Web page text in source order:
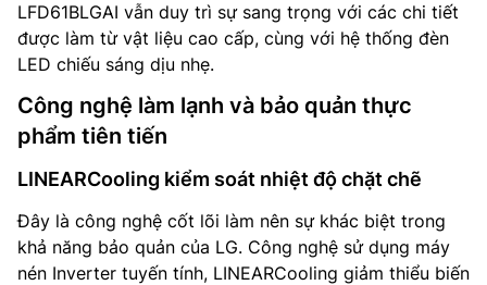
LFD61BLGAI vẫn duy trì sự sang trọng với các chi tiết
được làm từ vật liệu cao cấp, cùng với hệ thống đèn
LED chiếu sáng dịu nhẹ.
Công nghệ làm lạnh và bảo quản thực
phẩm tiên tiến
LINEARCooling kiểm soát nhiệt độ chặt chẽ
Đây là công nghệ cốt lõi làm nên sự khác biệt trong
khả năng bảo quản của LG. Công nghệ sử dụng máy
nén Inverter tuyến tính, LINEARCooling giảm thiểu biến